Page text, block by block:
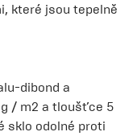
které jsou tepelně
dibond a
/ m2 a tloušťce 5
sklo odolné proti